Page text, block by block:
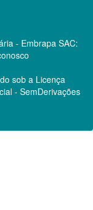
- Embrapa SAC:
sob a Licença
- SemDerivações